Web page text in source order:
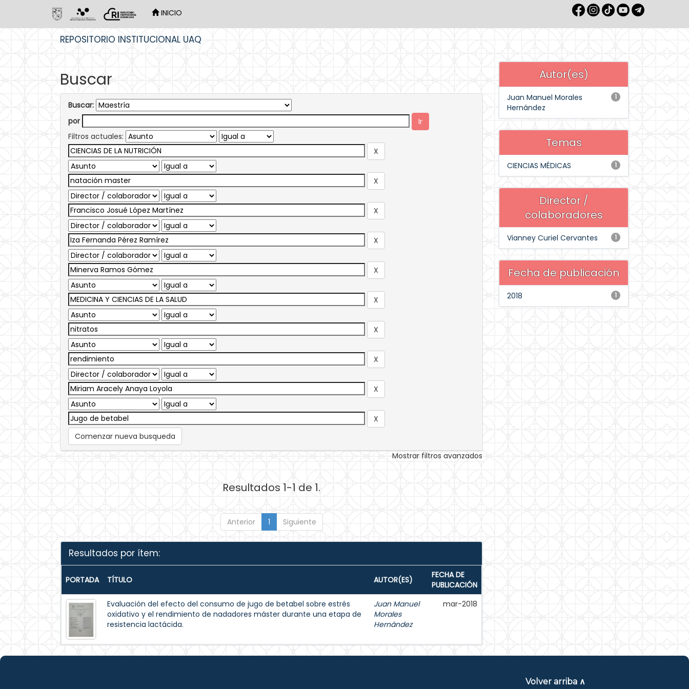
INICIO
REPOSITORIO INSTITUCIONAL UAQ
Buscar
Buscar:
por
Filtros actuales:
Comenzar nueva busqueda
Mostrar filtros avanzados
Resultados 1-1 de 1.
Anterior 1 Siguiente
Resultados por ítem:
PORTADA TÍTULO AUTOR(ES)
FECHA DE
PUBLICACIÓN
Evaluación del efecto del consumo de jugo de betabel sobre estrés
oxidativo y el rendimiento de nadadores máster durante una etapa de
resistencia lactácida.
Juan Manuel
Morales
Hernández
mar-2018
Autor(es)
1
Juan Manuel Morales
Hernández
Temas
1
CIENCIAS MÉDICAS
Director /
colaboradores
1
Vianney Curiel Cervantes
Fecha de publicación
1
2018
Volver arriba ∧